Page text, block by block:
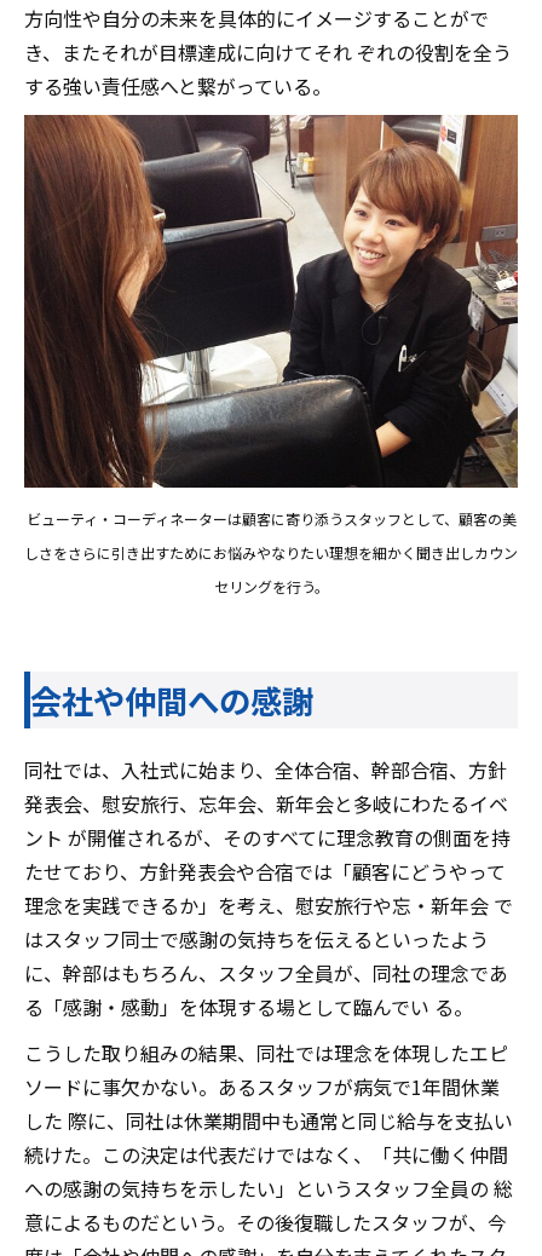
方向性や自分の未来を具体的にイメージすることがで
き、またそれが目標達成に向けてそれ ぞれの役割を全う
する強い責任感へと繋がっている。
ビューティ・コーディネーターは顧客に寄り添うスタッフとして、顧客の美
しさをさらに引き出すためにお悩みやなりたい理想を細かく聞き出しカウン
セリングを行う。
会社や仲間への感謝
同社では、入社式に始まり、全体合宿、幹部合宿、方針
発表会、慰安旅行、忘年会、新年会と多岐にわたるイベ
ント が開催されるが、そのすべてに理念教育の側面を持
たせており、方針発表会や合宿では「顧客にどうやって
理念を実践できるか」を考え、慰安旅行や忘・新年会 で
はスタッフ同士で感謝の気持ちを伝えるといったよう
に、幹部はもちろん、スタッフ全員が、同社の理念であ
る「感謝・感動」を体現する場として臨んでい る。
こうした取り組みの結果、同社では理念を体現したエピ
ソードに事欠かない。あるスタッフが病気で1年間休業
した 際に、同社は休業期間中も通常と同じ給与を支払い
続けた。この決定は代表だけではなく、「共に働く仲間
への感謝の気持ちを示したい」というスタッフ全員の 総
意によるものだという。その後復職したスタッフが、今